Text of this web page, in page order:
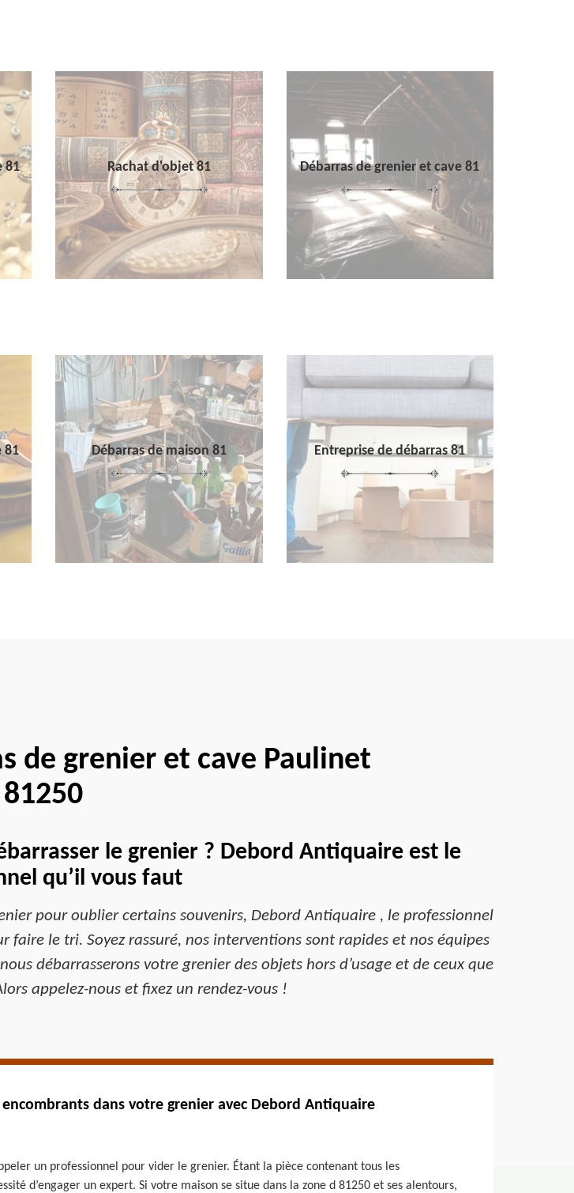
81 Rachat d'objet 81 Débarras de grenier et cave 81
81 Débarras de maison 81 Entreprise de débarras 81
de grenier et cave Paulinet
81250
le grenier ? Debord Antiquaire est le
qu’il vous faut
pour oublier certains souvenirs, Debord Antiquaire , le professionnel
faire le tri. Soyez rassuré, nos interventions sont rapides et nos équipes
débarrasserons votre grenier des objets hors d’usage et de ceux que
appelez-nous et fixez un rendez-vous !
dans votre grenier avec Debord Antiquaire
un professionnel pour vider le grenier. Étant la pièce contenant tous les
d’engager un expert. Si votre maison se situe dans la zone d 81250 et ses alentours,